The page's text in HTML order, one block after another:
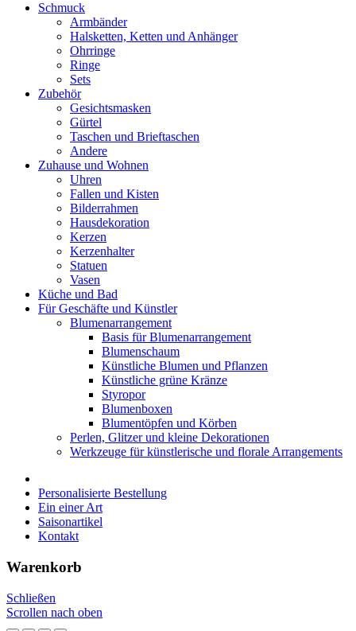
Schmuck
Armbänder
Halsketten, Ketten und Anhänger
Ohrringe
Ringe
Sets
Zubehör
Gesichtsmasken
Gürtel
Taschen und Brieftaschen
Andere
Zuhause und Wohnen
Uhren
Fallen und Kisten
Bilderrahmen
Hausdekoration
Kerzen
Kerzenhalter
Statuen
Vasen
Küche und Bad
Für Geschäfte und Künstler
Blumenarrangement
Basis für Blumenarrangement
Blumenschaum
Künstliche Blumen und Pflanzen
Künstliche grüne Kränze
Styropor
Blumenboxen
Blumentöpfen und Körben
Perlen, Glitzer und kleine Dekorationen
Werkzeuge für künstlerische und florale Arrangements
Personalisierte Bestellung
Ein einer Art
Saisonartikel
Kontakt
Warenkorb
Schließen
Scrollen nach oben